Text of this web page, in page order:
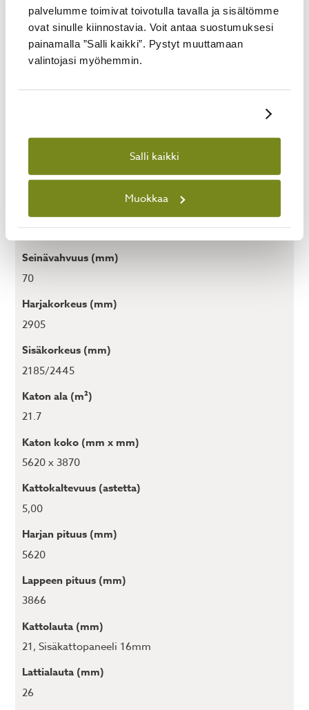
palvelumme toimivat toivotulla tavalla ja sisältömme
ovat sinulle kiinnostavia. Voit antaa suostumuksesi
painamalla ”Salli kaikki”. Pystyt muuttamaan
valintojasi myöhemmin.
Salli kaikki
Muokkaa
LATAA TÄSTÄ PIIRUSTUKSET
LUPAHAKEMUKSEEN >
LATAA TÄSTÄ PINTAKÄSITTELYOHJE >
15
Pohjan mitat (mm x mm)
Seinävahvuus (mm)
70
Harjakorkeus (mm)
2905
Sisäkorkeus (mm)
2185/2445
Katon ala (m²)
21.7
Katon koko (mm x mm)
5620 x 3870
Kattokaltevuus (astetta)
5,00
Harjan pituus (mm)
5620
Lappeen pituus (mm)
3866
Kattolauta (mm)
21, Sisäkattopaneeli 16mm
Lattialauta (mm)
26